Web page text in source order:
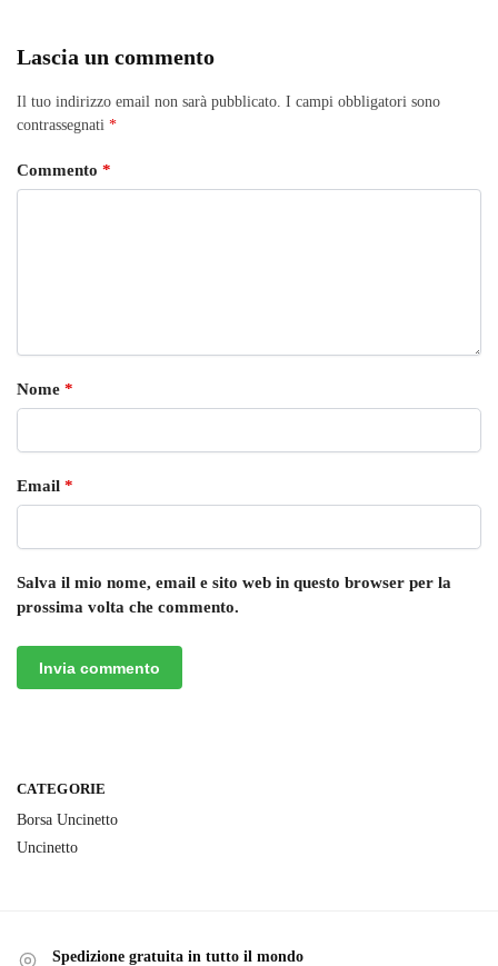
Lascia un commento
Il tuo indirizzo email non sarà pubblicato. I campi obbligatori sono
contrassegnati *
Commento *
Nome *
Email *
Salva il mio nome, email e sito web in questo browser per la
prossima volta che commento.
CATEGORIE
Borsa Uncinetto
Uncinetto
Spedizione gratuita in tutto il mondo